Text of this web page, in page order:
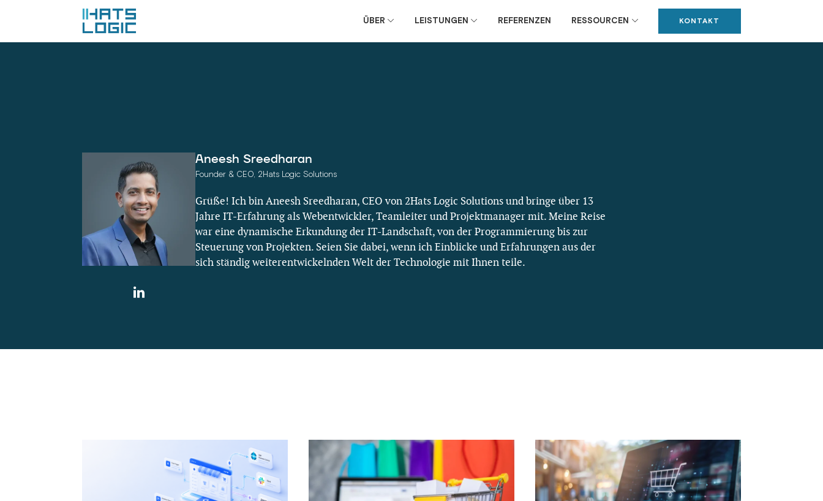
ÜBER LEISTUNGEN REFERENZEN RESSOURCEN KONTAKT
Aneesh Sreedharan
Founder & CEO, 2Hats Logic Solutions
Grüße! Ich bin Aneesh Sreedharan, CEO von 2Hats Logic Solutions und bringe über 13
Jahre IT-Erfahrung als Webentwickler, Teamleiter und Projektmanager mit. Meine Reise
war eine dynamische Erkundung der IT-Landschaft, von der Programmierung bis zur
Steuerung von Projekten. Seien Sie dabei, wenn ich Einblicke und Erfahrungen aus der
sich ständig weiterentwickelnden Welt der Technologie mit Ihnen teile.